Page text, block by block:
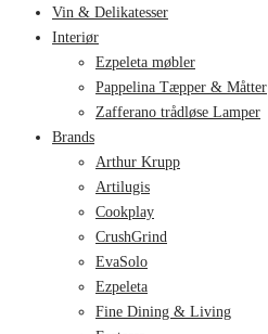
Vin & Delikatesser
Interiør
Ezpeleta møbler
Pappelina Tæpper & Måtter
Zafferano trådløse Lamper
Brands
Arthur Krupp
Artilugis
Cookplay
CrushGrind
EvaSolo
Ezpeleta
Fine Dining & Living